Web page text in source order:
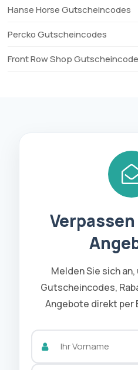
Hanse Horse Gutscheincodes
Percko Gutscheincodes
Front Row Shop
Melden Sie sich
Gutscheincodes,
Angebote direkt per